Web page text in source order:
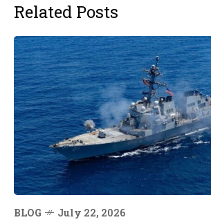
Related Posts
BLOG July 22, 2026